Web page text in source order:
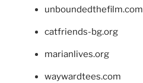
unboundedthefilm.com
catfriends-bg.org
marianlives.org
waywardtees.com